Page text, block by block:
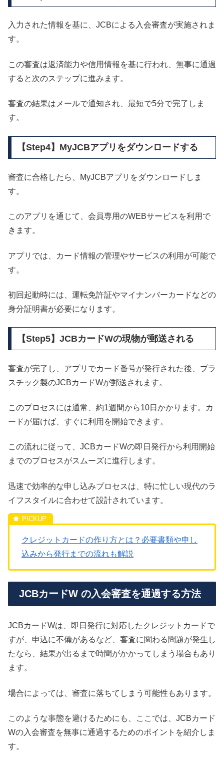
入力された情報を基に、JCBによる入会審査が実施されま
す。
この審査は返済能力や信用情報を基に行われ、無事に通過
すると次のステップに進みます。
審査の結果はメールで通知され、最短で5分で完了しま
す。
【Step4】MyJCBアプリをダウンロードする
審査に合格したら、MyJCBアプリをダウンロードしま
す。
このアプリを通じて、会員専用のWEBサービスを利用で
きます。
アプリでは、カード情報の管理やサービスの利用が可能で
す。
初回起動時には、運転免許証やマイナンバーカードなどの
身分証明書が必要になります。
【Step5】JCBカードWの現物が郵送される
審査が完了し、アプリでカード番号が発行された後、プラ
スチック製のJCBカードWが郵送されます。
このプロセスには通常、約1週間から10日かかります。カ
ードが届けば、すぐに利用を開始できます。
この流れに従って、JCBカードWの即日発行から利用開始
までのプロセスがスムーズに進行します。
迅速で効率的な申し込みプロセスは、特に忙しい現代のラ
イフスタイルに合わせて設計されています。
クレジットカードの作り方とは？必要書類や申し
込みから発行までの流れも解説
JCBカードW の入会審査を通過する方法
JCBカードWは、即日発行に対応したクレジットカードで
すが、申込に不備があるなど、審査に関わる問題が発生し
たなら、結果が出るまで時間がかかってしまう場合もあり
ます。
場合によっては、審査に落ちてしまう可能性もあります。
このような事態を避けるためにも、ここでは、JCBカード
Wの入会審査を無事に通過するためのポイントを紹介しま
す。